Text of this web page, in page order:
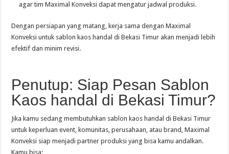
agar tim Maximal Konveksi dapat mengatur jadwal produksi.
Dengan persiapan yang matang, kerja sama dengan Maximal
Konveksi untuk sablon kaos handal di Bekasi Timur akan menjadi lebih
efektif dan minim revisi.
Penutup: Siap Pesan Sablon
Kaos handal di Bekasi Timur?
Jika kamu sedang membutuhkan sablon kaos handal di Bekasi Timur
untuk keperluan event, komunitas, perusahaan, atau brand, Maximal
Konveksi siap menjadi partner produksi yang bisa kamu andalkan.
Kamu bisa: